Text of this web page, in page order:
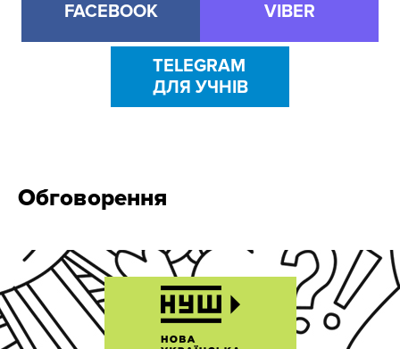
FACEBOOK VIBER
TELEGRAM
ДЛЯ УЧНІВ
Обговорення